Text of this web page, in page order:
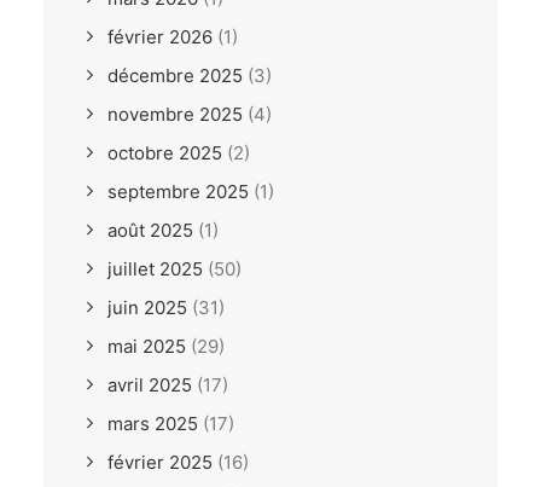
février 2026 (1)
décembre 2025 (3)
novembre 2025 (4)
octobre 2025 (2)
septembre 2025 (1)
août 2025 (1)
juillet 2025 (50)
juin 2025 (31)
mai 2025 (29)
avril 2025 (17)
mars 2025 (17)
février 2025 (16)